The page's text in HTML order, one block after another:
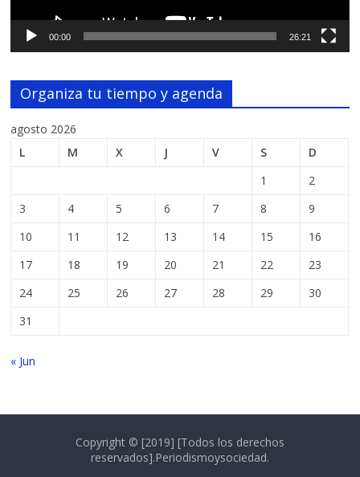
00:00 26:21
Organiza tu tiempo y agenda
agosto 2026
L
M X J V S
D
1
2
3
4 5 6 7 8
9
10
11 12 13 14 15
16
17
18 19 20 21 22
23
24
25 26 27 28 29
30
31
« Jun
Copyright © [2019] [Todos los derechos
reservados].Periodismoysociedad.